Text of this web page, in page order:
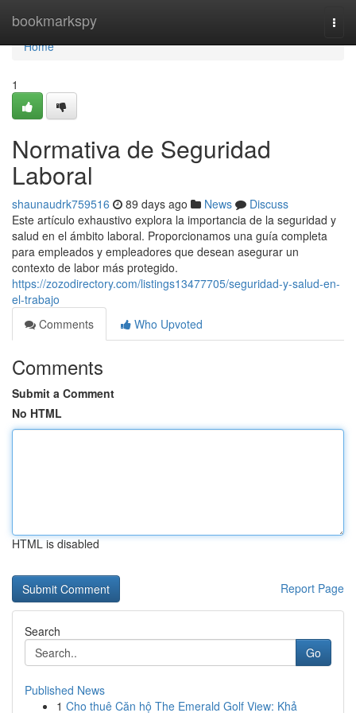
bookmarkspy
Home
Home
1
Normativa de Seguridad
Laboral
shaunaudrk759516 89 days ago News
Discuss
Este artículo exhaustivo explora la importancia de la seguridad y
salud en el ámbito laboral. Proporcionamos una guía completa
para empleados y empleadores que desean asegurar un
contexto de labor más protegido.
https://zozodirectory.com/listings13477705/seguridad-y-salud-en-
el-trabajo
Comments
Who Upvoted
Comments
Submit a Comment
No HTML
HTML is disabled
Report Page
Search
Go
Published News
1 Cho thuê Căn hộ The Emerald Golf View: Khả